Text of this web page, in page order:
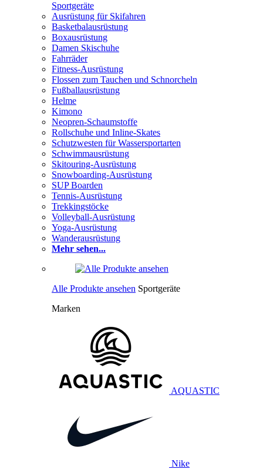
Sportgeräte
Ausrüstung für Skifahren
Basketbalausrüstung
Boxausrüstung
Damen Skischuhe
Fahrräder
Fitness-Ausrüstung
Flossen zum Tauchen und Schnorcheln
Fußballausrüstung
Helme
Kimono
Neopren-Schaumstoffe
Rollschuhe und Inline-Skates
Schutzwesten für Wassersportarten
Schwimmausrüstung
Skitouring-Ausrüstung
Snowboarding-Ausrüstung
SUP Boarden
Tennis-Ausrüstung
Trekkingstöcke
Volleyball-Ausrüstung
Yoga-Ausrüstung
Wanderausrüstung
Mehr sehen...
Alle Produkte ansehen Sportgeräte
Marken
AQUASTIC
Nike